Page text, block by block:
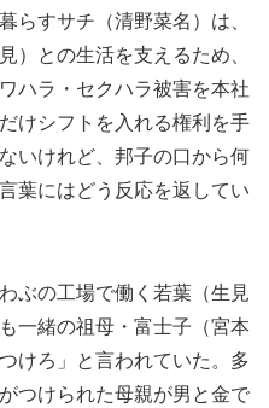
らすサチ（清野菜名）は、
）との生活を支えるため、
ハラ・セクハラ被害を本社
けシフトを入れる権利を手
いけれど、邦子の口から何
葉にはどう反応を返してい
ぶの工場で働く若葉（生見
一緒の祖母・富士子（宮本
けろ」と言われていた。多
つけられた母親が男と金で